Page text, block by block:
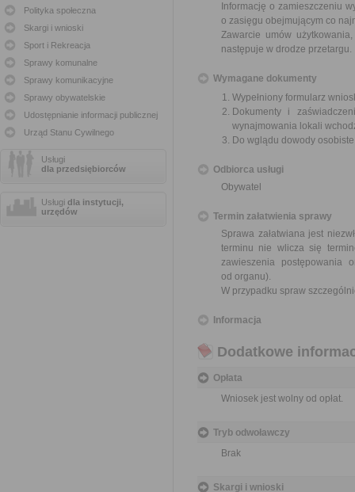
Polityka społeczna
Skargi i wnioski
Sport i Rekreacja
Sprawy komunalne
Sprawy komunikacyjne
Sprawy obywatelskie
Udostępnianie informacji publicznej
Urząd Stanu Cywilnego
Usługi
dla przedsiębiorców
Usługi dla instytucji,
urzędów
Informację o zamieszczeniu
o zasięgu obejmującym co
Zawarcie umów
następuje w drodze przetargu.
Wymagane dokumenty
Wypełniony formularz
Dokumenty i
wynajmowania lokali
Do wglądu dowody
Odbiorca usługi
Obywatel
Termin załatwienia sprawy
Sprawa załatwiana jest
terminu nie wlicza się
zawieszenia postępowania
od organu).
W przypadku spraw
Informacja
Dodatkowe
Opłata
Wniosek jest wolny od opłat.
Tryb odwoławczy
Brak
Skargi i wnioski